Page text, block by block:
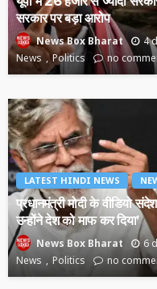
सरकार पर बड़ा आरोप
News Box Bharat 4
News
Politics no
LATEST HINDI NEWS
प्रधानमंत्री मोदी के वीडियो
उन्होंने देश को माफ कर दिया’
News Box Bharat 6
News
Politics no